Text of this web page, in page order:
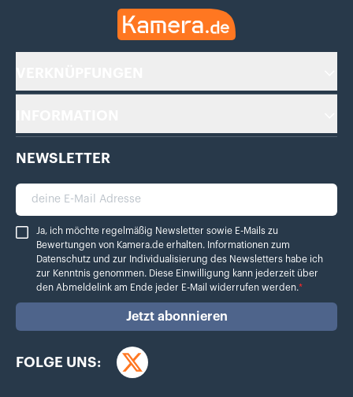
Kamera.de
NEWSLETTER
deine E-Mail Adresse
Ja, ich möchte regelmäßig Newsletter sowie E-Mails zu Bewertungen von
Ja, ich möchte regelmäßig Newsletter sowie E-Mails zu
Bewertungen von Kamera.de erhalten. Informationen zum
Datenschutz und zur Individualisierung des Newsletters habe ich
zur Kenntnis genommen. Diese Einwilligung kann jederzeit über
den Abmeldelink am Ende jeder E-Mail widerrufen werden.*
Jetzt abonnieren
FOLGE UNS:
Twitter